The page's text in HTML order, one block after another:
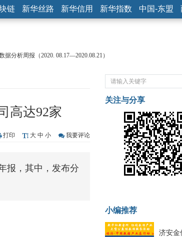
链 新华丝路 新华信用 新华指数 中国-东盟
游业步履维艰
统零售商的转型突围之旅
据分析周报（2020. 07.27—2020.07.31）
、结构性存款玩起“跷跷板” 结构性失衡藏
短端资金利率明显下行
回调十年期债表现最弱
据分析周报（2020. 08.17—2020.08.21）
高达92家
打印 大 中 小 我要评论
报，其中，发布分
关注与分享
小编推荐
济安金